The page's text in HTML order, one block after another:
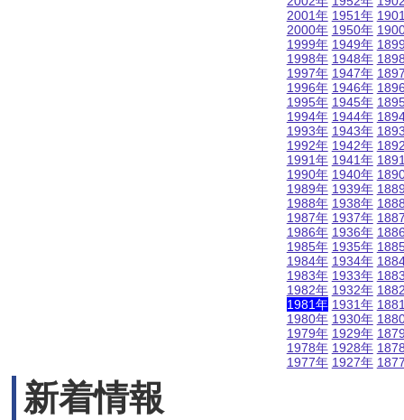
2001年
2000年
1999年
1998年
1997年
1996年
1995年
1994年
1993年
1992年
1991年
1990年
1989年
1988年
1987年
1986年
1985年
1984年
1983年
1982年
1981年
1980年
1979年
1978年
1977年
1951年
1950年
1949年
1948年
1947年
1946年
1945年
1944年
1943年
1942年
1941年
1940年
1939年
1938年
1937年
1936年
1935年
1934年
1933年
1932年
1931年
1930年
1929年
1928年
1927年
新着情報